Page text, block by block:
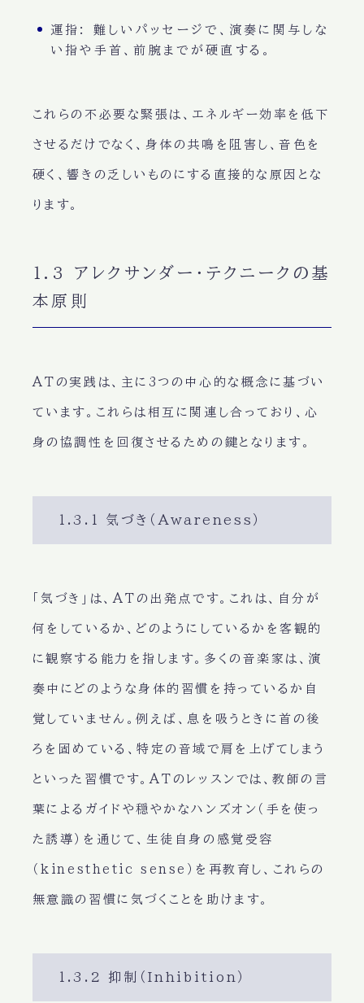
運指:
難しいパッセージで、演奏に関与しな
い指や手首、前腕までが硬直する。
これらの不必要な緊張は、エネルギー効率を低下
させるだけでなく、身体の共鳴を阻害し、音色を
硬く、響きの乏しいものにする直接的な原因とな
ります。
1.3 アレクサンダー・テクニークの基
本原則
ATの実践は、主に3つの中心的な概念に基づい
ています。これらは相互に関連し合っており、心
身の協調性を回復させるための鍵となります。
1.3.1 気づき（Awareness）
「気づき」は、ATの出発点です。これは、自分が
何をしているか、どのようにしているかを客観的
に観察する能力を指します。多くの音楽家は、演
奏中にどのような身体的習慣を持っているか自
覚していません。例えば、息を吸うときに首の後
ろを固めている、特定の音域で肩を上げてしまう
といった習慣です。ATのレッスンでは、教師の言
葉によるガイドや穏やかなハンズオン（手を使っ
た誘導）を通じて、生徒自身の感覚受容
（kinesthetic sense）を再教育し、これらの
無意識の習慣に気づくことを助けます。
1.3.2 抑制（Inhibition）